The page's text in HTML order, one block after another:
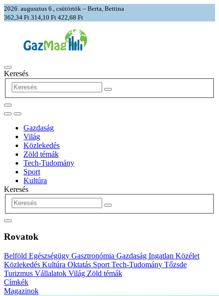
2026. augusztus 6., csütörtök – Berta, Bettina
362,34 Ft 314,10 Ft 422,68 Ft
Keresés
Gazdaság
Világ
Közlekedés
Zöld témák
Tech-Tudomány
Sport
Kultúra
Keresés
Rovatok
Belföld Egészségügy Gasztronómia Gazdaság Ingatlan Közélet
Közlekedés Kultúra Oktatás Sport Tech-Tudomány Tőzsde
Turizmus Vállalatok Világ Zöld témák
Címkék
Magazinok